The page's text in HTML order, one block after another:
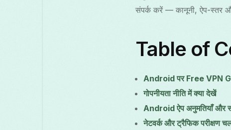
संपर्क करें — कानूनी, ऐप-स्तर
Table of
Android पर Free VPN
गोपनीयता नीति में क्या देखें
Android ऐप अनुमतियाँ और
नेटवर्क और ट्रैफिक परीक्षण